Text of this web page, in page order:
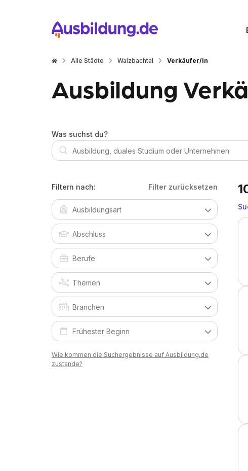
Alle Städte Walzbachtal Verkäufer/in
Ausbildung
Was suchst du?
Filtern nach: Filter zurücksetzen
Wie kommen die Suchergebnisse auf Ausbildung.de
zustande?